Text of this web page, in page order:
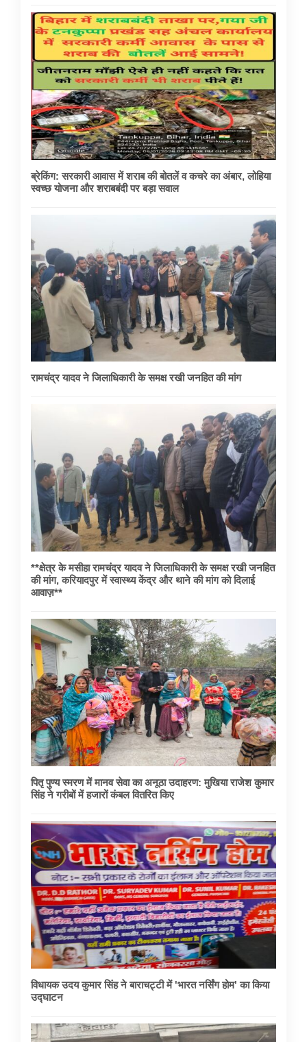
ब्रेकिंग: सरकारी आवास में शराब की बोतलें व कचरे का अंबार, लोहिया
स्वच्छ योजना और शराबबंदी पर बड़ा सवाल
रामचंद्र यादव ने जिलाधिकारी के समक्ष रखी जनहित की मांग
**क्षेत्र के मसीहा रामचंद्र यादव ने जिलाधिकारी के समक्ष रखी जनहित
की मांग, करियादपुर में स्वास्थ्य केंद्र और थाने की मांग को दिलाई
आवाज़**
पितृ पुण्य स्मरण में मानव सेवा का अनूठा उदाहरण: मुखिया राजेश कुमार
सिंह ने गरीबों में हजारों कंबल वितरित किए
विधायक उदय कुमार सिंह ने बाराचट्टी में 'भारत नर्सिंग होम' का किया
उद्घाटन